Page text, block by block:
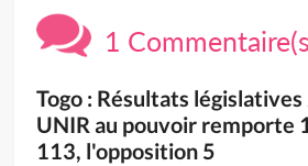
1
Togo : Résultats
UNIR au pouvoir remporte
113, l'opposition 5